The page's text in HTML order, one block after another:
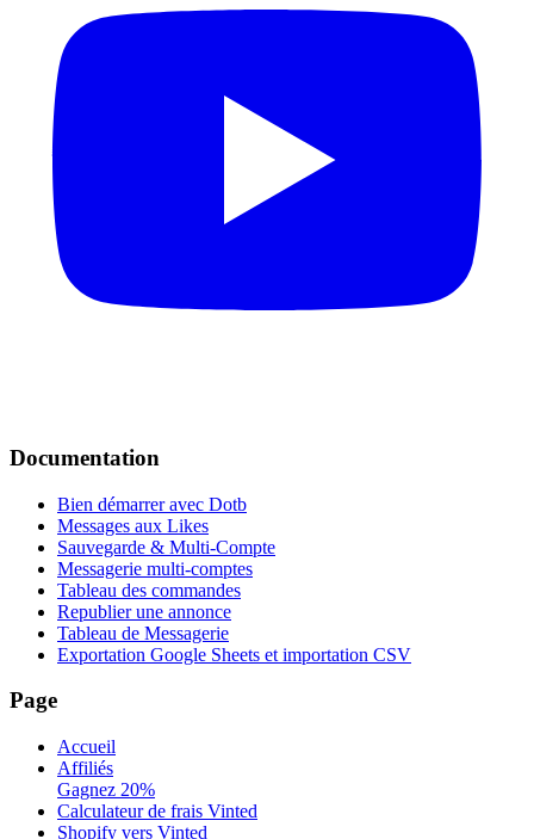
Documentation
Bien démarrer avec Dotb
Messages aux Likes
Sauvegarde & Multi-Compte
Messagerie multi-comptes
Tableau des commandes
Republier une annonce
Tableau de Messagerie
Exportation Google Sheets et importation CSV
Page
Accueil
Affiliés
Gagnez 20%
Calculateur de frais Vinted
Shopify vers Vinted